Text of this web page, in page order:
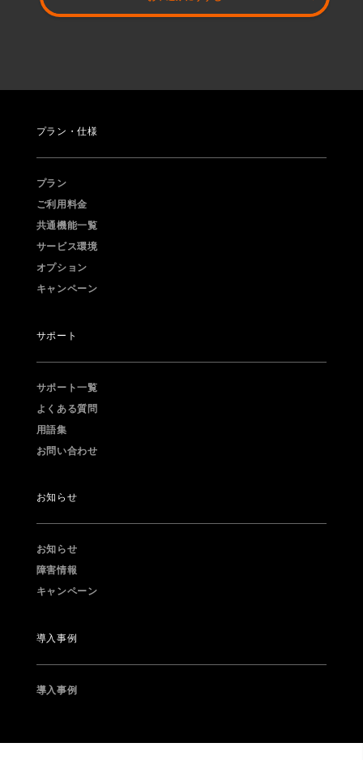
プラン・仕様
プラン
ご利用料金
共通機能一覧
サービス環境
オプション
キャンペーン
サポート
サポート一覧
よくある質問
用語集
お問い合わせ
お知らせ
お知らせ
障害情報
キャンペーン
導入事例
導入事例